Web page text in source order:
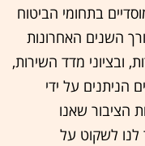
בתחומי הביטוח
השנים האחרונות
ובציוני מדד השירות,
הניתנים על ידי
הציבור שאנו
לנו לשקוט על